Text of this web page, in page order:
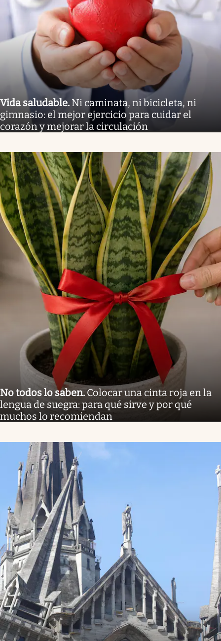
Vida saludable. Ni caminata, ni bicicleta, ni
gimnasio: el mejor ejercicio para cuidar el
corazón y mejorar la circulación
No todos lo saben.Colocar una cinta roja en la
lengua de suegra: para qué sirve y por qué
muchos lo recomiendan